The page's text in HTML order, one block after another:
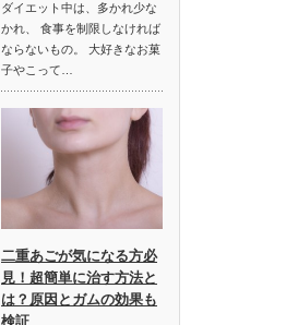
ダイエット中は、多かれ少な
かれ、 食事を制限しなければ
ならないもの。 大好きなお菓
子やこって…
二重あごが気になる方必
見！超簡単に治す方法と
は？原因とガムの効果も
検証